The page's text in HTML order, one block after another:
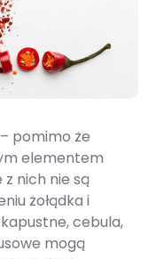
– pomimo że
elementem
nich nie są
żołądka i
cebula,
mogą